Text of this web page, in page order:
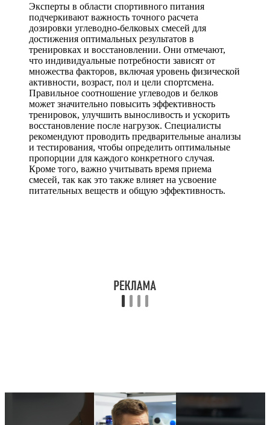
Эксперты в области спортивного питания
подчеркивают важность точного расчета
дозировки углеводно-белковых смесей для
достижения оптимальных результатов в
тренировках и восстановлении. Они отмечают,
что индивидуальные потребности зависят от
множества факторов, включая уровень физической
активности, возраст, пол и цели спортсмена.
Правильное соотношение углеводов и белков
может значительно повысить эффективность
тренировок, улучшить выносливость и ускорить
восстановление после нагрузок. Специалисты
рекомендуют проводить предварительные анализы
и тестирования, чтобы определить оптимальные
пропорции для каждого конкретного случая.
Кроме того, важно учитывать время приема
смесей, так как это также влияет на усвоение
питательных веществ и общую эффективность.